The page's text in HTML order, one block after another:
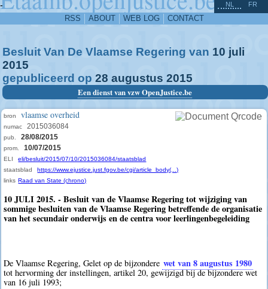
-
RSS ABOUT WEB LOG CONTACT
NL FR
Besluit Van De Vlaamse Regering van 10 juli
2015
gepubliceerd op 28 augustus 2015
Een dienst van vzw OpenJustice.be
bron vlaamse overheid
numac 2015036084
pub. 28/08/2015
prom. 10/07/2015
ELI
eli/besluit/2015/07/10/2015036084/staatsblad
staatsblad
https://www.ejustice.just.fgov.be/cgi/article_body(...)
links Raad van State (chrono)
10 JULI 2015. - Besluit van de Vlaamse Regering tot wijziging van
sommige besluiten van de Vlaamse Regering betreffende de organisatie
van het secundair onderwijs en de centra voor leerlingenbegeleiding
De Vlaamse Regering, Gelet op de bijzondere wet van 8 augustus 1980
tot hervorming der instellingen, artikel 20, gewijzigd bij de bijzondere wet
van 16 juli 1993;
^